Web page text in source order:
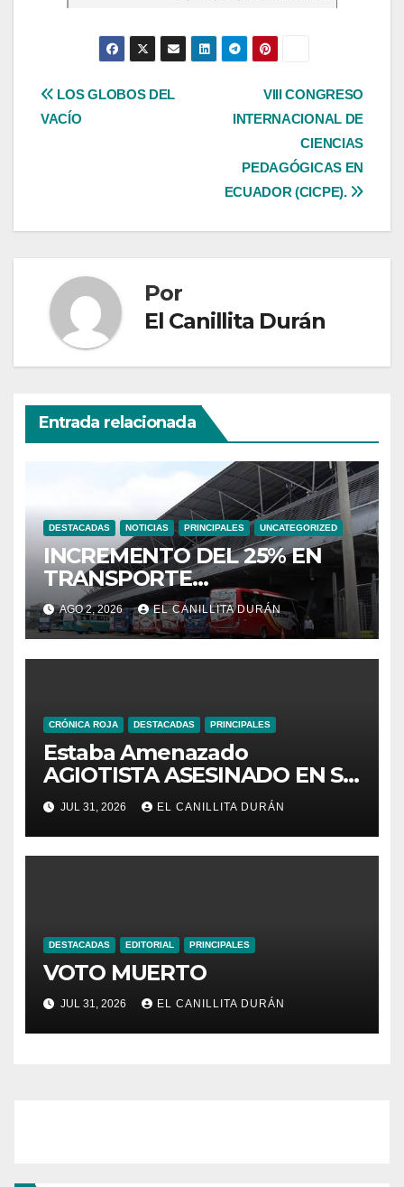
Navegación
VIII CONGRESO
INTERNACIONAL DE
CIENCIAS
PEDAGÓGICAS EN
ECUADOR (CICPE).
LOS GLOBOS DEL
VACÍO
Por
El Canillita Durán
Entrada relacionada
DESTACADAS NOTICIAS PRINCIPALES UNCATEGORIZED
INCREMENTO DEL 25% EN
TRANSPORTE
INTERPROVINCIAL NO
INCLUYE A TRANPORTISTAS
URBANOS
AGO 2, 2026 EL CANILLITA DURÁN
CRÓNICA ROJA DESTACADAS PRINCIPALES
Estaba Amenazado
AGIOTISTA ASESINADO EN SU
NEGOCIO
JUL 31, 2026 EL CANILLITA DURÁN
DESTACADAS EDITORIAL PRINCIPALES
VOTO MUERTO
JUL 31, 2026 EL CANILLITA DURÁN